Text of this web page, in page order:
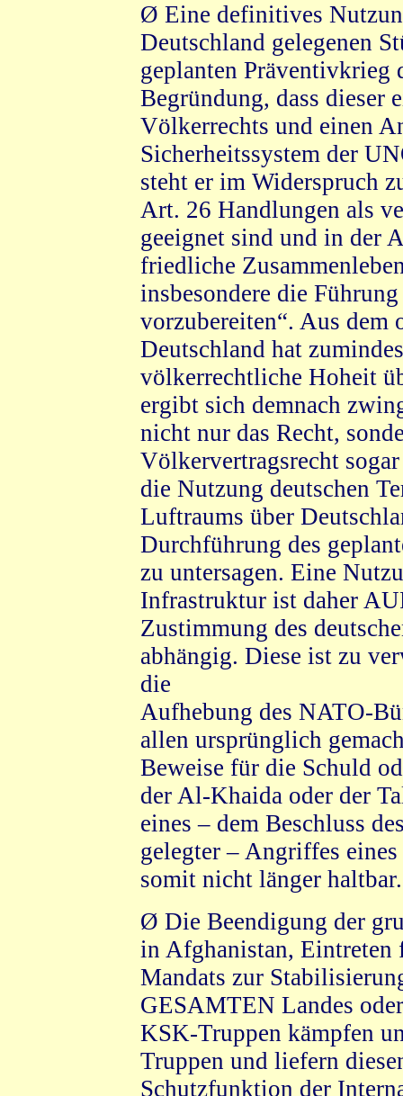
Ø Eine definitives
Deutschland gelegenen
geplanten Präventivkrieg
Begründung, dass dieser
Völkerrechts und einen
Sicherheitssystem der
steht er im Widerspruch
Art. 26 Handlungen als
geeignet sind und in der
friedliche
insbesondere die
vorzubereiten“. Aus dem
Deutschland hat
völkerrechtliche Hoheit
ergibt sich demnach
nicht nur das Recht,
Völkervertragsrecht
die Nutzung deutschen
Luftraums über
Durchführung des
zu untersagen. Eine
Infrastruktur ist daher
Zustimmung des
abhängig. Diese ist zu
die
Aufhebung des NATO-
allen ursprünglich
Beweise für die Schuld
der Al-Khaida oder der
eines – dem Beschluss
gelegter – Angriffes
somit nicht länger haltbar.
Ø Die Beendigung der
in Afghanistan, Eintreten
Mandats zur
GESAMTEN Landes
KSK-Truppen kämpfen
Truppen und liefern
Schutzfunktion der